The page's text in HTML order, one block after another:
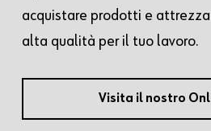
acquistare prodotti e
alta qualità per il tuo lavoro.
Visita il nostro